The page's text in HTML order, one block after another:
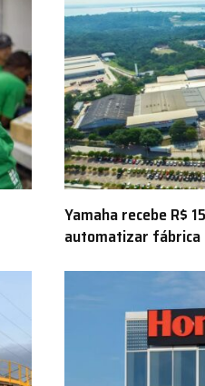
Yamaha recebe R$
automatizar fábrica